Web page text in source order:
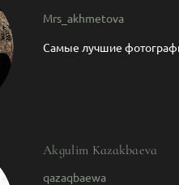
Mrs_akhmetova
Самые лучшие
Akgulim Kazakbaeva
qazaqbaewa